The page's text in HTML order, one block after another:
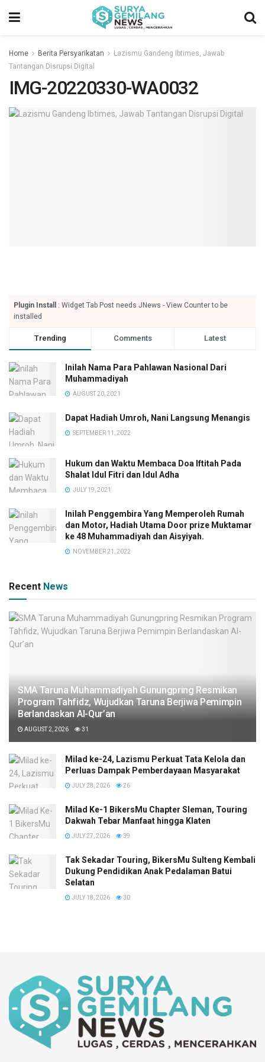
Home Berita Persyarikatan
Lazismu Gandeng Ibtimes, Jawab
Tantangan Disrupsi Digital
IMG-20220330-WA0032
Plugin Install
: Widget Tab Post needs JNews - View Counter to be
installed
Trending Comments Latest
Inilah Nama Para Pahlawan Nasional Dari
Muhammadiyah
AUGUST 20, 2021
Dapat Hadiah Umroh, Nani Langsung Menangis
SEPTEMBER 11, 2022
Hukum dan Waktu Membaca Doa Iftitah Pada
Shalat Idul Fitri dan Idul Adha
JULY 19, 2021
Inilah Penggembira Yang Memperoleh Rumah
dan Motor, Hadiah Utama Door prize Muktamar
ke 48 Muhammadiyah dan Aisyiyah.
NOVEMBER 21, 2022
Recent News
SMA Taruna Muhammadiyah Gunungpring Resmikan
Program Tahfidz, Wujudkan Taruna Berjiwa Pemimpin
Berlandaskan Al-Qur’an
AUGUST 2, 2026 31
Milad ke-24, Lazismu Perkuat Tata Kelola dan
Perluas Dampak Pemberdayaan Masyarakat
JULY 28, 2026 26
Milad Ke-1 BikersMu Chapter Sleman, Touring
Dakwah Tebar Manfaat hingga Klaten
JULY 27, 2026 39
Tak Sekadar Touring, BikersMu Sulteng Kembali
Dukung Pendidikan Anak Pedalaman Batui
Selatan
JULY 18, 2026 30